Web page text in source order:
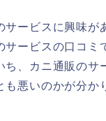
サービスに興味が
サービスの口コミ
ち、カニ通販のサ
も悪いのかが分か